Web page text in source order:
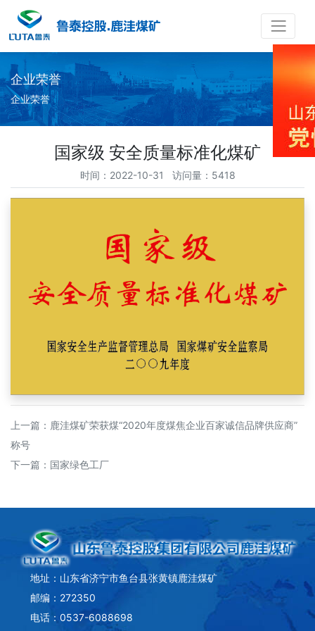
企业荣誉
企业荣誉
国家级 安全质量标准化煤矿
时间：2022-10-31 访问量：5418
上一篇： 鹿洼煤矿荣获煤“2020年度煤焦企业百家诚信品牌供应商”
称号
下一篇： 国家绿色工厂
地址：山东省济宁市鱼台县张黄镇鹿洼煤矿
邮编：272350
电话：0537-6088698